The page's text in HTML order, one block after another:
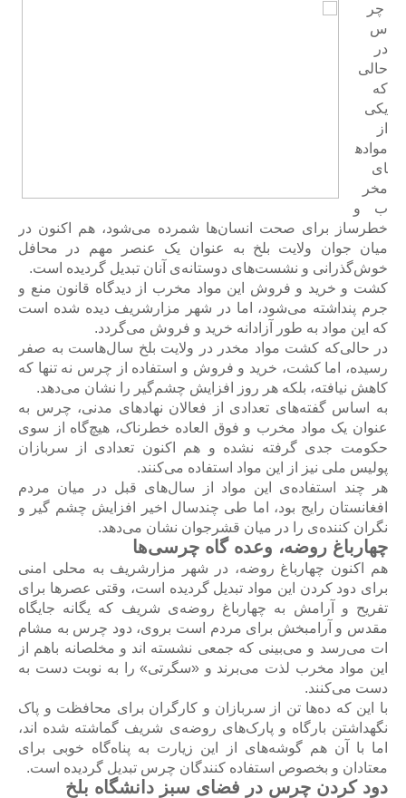
چر
س
در
حالی
که
یکی
از
مواده
ای
مخر
ب و
خطرساز برای صحت انسان‌ها شمرده می‌شود، هم اکنون در
میان جوان ولایت بلخ به عنوان یک عنصر مهم در محافل
خوش‌گذرانی و نشست‌های دوستانه‌ی آنان تبدیل گردیده است.
کشت و خرید و فروش این مواد مخرب از دیدگاه قانون منع و
جرم پنداشته می‌شود، اما در شهر مزارشریف دیده شده است
که این مواد به طور آزادانه خرید و فروش می‌گردد.
در حالی‌که کشت مواد مخدر در ولایت بلخ سال‌هاست به صفر
رسیده، اما کشت، خرید و فروش و استفاده از چرس نه تنها که
کاهش نیافته، بلکه هر روز افزایش چشم‌گیر را نشان می‌دهد.
به اساس گفته‌های تعدادی از فعالان نهادهای مدنی، چرس به
عنوان یک مواد مخرب و فوق العاده خطرناک، هیچ‌گاه از سوی
حکومت جدی گرفته نشده و هم اکنون تعدادی از سربازان
پولیس ملی نیز از این مواد استفاده می‌کنند.
هر چند استفاده‌ی این مواد از سال‌های قبل در میان مردم
افغانستان رایج بود، اما طی چندسال اخیر افزایش چشم گیر و
نگران کننده‌ی را در میان قشرجوان نشان می‌دهد.
چهارباغ روضه، وعده گاه چرسی‌ها
هم اکنون چهارباغ روضه، در شهر مزارشریف به محلی امنی
برای دود کردن این مواد تبدیل گردیده است، وقتی عصرها برای
تفریح و آرامش به چهارباغ روضه‌ی شریف که یگانه جایگاه
مقدس و آرامبخش برای مردم است بروی، دود چرس به مشام
ات می‌رسد و می‌بینی که جمعی نشسته اند و مخلصانه باهم از
این مواد مخرب لذت می‌برند و «سگرتی» را به نوبت دست به
دست می‌کنند.
با این که ده‌ها تن از سربازان و کارگران برای محافظت و پاک
نگهداشتن بارگاه و پارک‌های روضه‌ی شریف گماشته شده اند،
اما با آن هم گوشه‌های از این زیارت به پناه‌گاه خوبی برای
معتادان و بخصوص استفاده کنندگان چرس تبدیل گردیده است.
دود کردن چرس در فضای سبز دانشگاه بلخ